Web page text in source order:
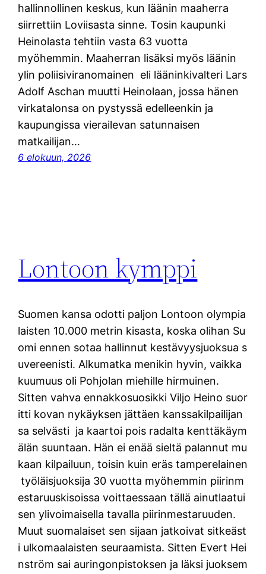
hallinnollinen keskus, kun läänin maaherra
siirrettiin Loviisasta sinne. Tosin kaupunki
Heinolasta tehtiin vasta 63 vuotta
myöhemmin. Maaherran lisäksi myös läänin
ylin poliisiviranomainen eli lääninkivalteri Lars
Adolf Aschan muutti Heinolaan, jossa hänen
virkatalonsa on pystyssä edelleenkin ja
kaupungissa vierailevan satunnaisen
matkailijan…
6 elokuun, 2026
Lontoon kymppi
Suomen kansa odotti paljon Lontoon olympia
laisten 10.000 metrin kisasta, koska olihan Su
omi ennen sotaa hallinnut kestävyysjuoksua s
uvereenisti. Alkumatka menikin hyvin, vaikka
kuumuus oli Pohjolan miehille hirmuinen.
Sitten vahva ennakkosuosikki Viljo Heino suor
itti kovan nykäyksen jättäen kanssakilpailijan
sa selvästi ja kaartoi pois radalta kenttäkäym
älän suuntaan. Hän ei enää sieltä palannut mu
kaan kilpailuun, toisin kuin eräs tamperelainen
työläisjuoksija 30 vuotta myöhemmin piirinm
estaruuskisoissa voittaessaan tällä ainutlaatui
sen ylivoimaisella tavalla piirinmestaruuden.
Muut suomalaiset sen sijaan jatkoivat sitkeäst
i ulkomaalaisten seuraamista. Sitten Evert Hei
nström sai auringonpistoksen ja läksi juoksem